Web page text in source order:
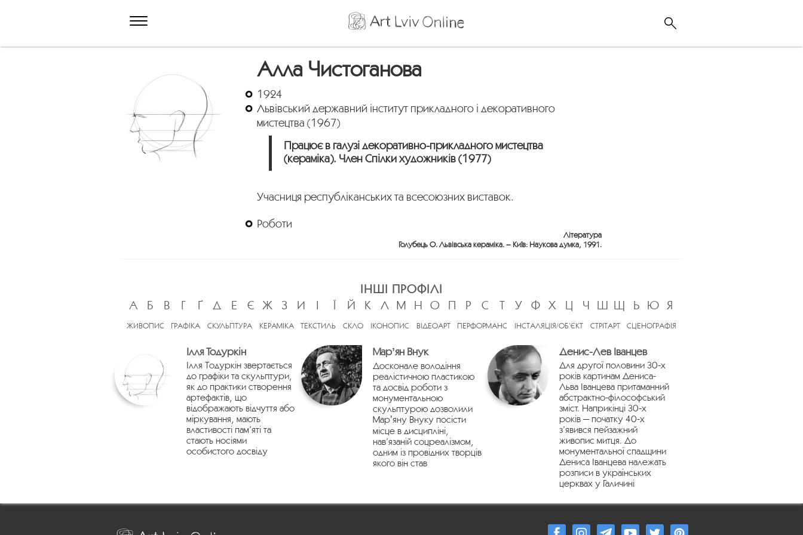
Алла Чистоганова
1924
Львівський державний інститут прикладного і декоративного
мистецтва (1967)
Працює в галузі декоративно-прикладного мистецтва
(кераміка). Член Спілки художників (1977)
Учасниця республіканських та всесоюзних виставок.
Роботи
Література
Голубець О. Львівська кераміка. – Київ: Наукова думка, 1991.
ІНШІ ПРОФІЛІ
А
Б В Г Ґ Д Е Є Ж З И І Ї Й К Л М Н О П Р С Т У Ф Х Ц Ч Ш Щ Ь Ю Я
ЖИВОПИС ГРАФІКА СКУЛЬПТУРА КЕРАМІКА ТЕКСТИЛЬ СКЛО ІКОНОПИС ВІДЕОАРТ ПЕРФОРМАНС ІНСТАЛЯЦІЯ/ОБ’ЄКТ СТРІТАРТ СЦЕНОГРАФІЯ
Ілля Тодуркін
Ілля Тодуркін звертається
до графіки та скульптури,
як до практики створення
артефактів, що
відображають відчуття або
міркування, мають
властивості пам’яті та
стають носіями
особистого досвіду
Марʼян Внук
Досконале володіння
реалістичною пластикою
та досвід роботи з
монументальною
скульптурою дозволили
Марʼяну Внуку посісти
місце в дисципліні,
нав’язаній соцреалізмом,
одним із провідних творців
якого він став
Денис-Лев Іванцев
Для другої половини 30-х
років картинам Дениса-
Льва Іванцева притаманний
абстрактно-філософський
зміст. Наприкінці 30-х
років — початку 40-х
з’явився пейзажний
живопис митця. До
монументальної спадщини
Дениса Іванцева належать
розписи в українських
церквах у Галичині